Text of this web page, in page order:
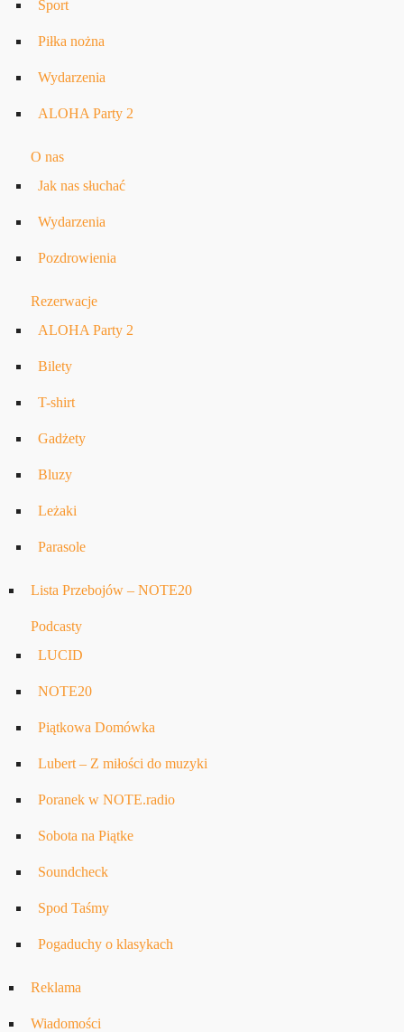
Sport
Piłka nożna
Wydarzenia
ALOHA Party 2
O nas
Jak nas słuchać
Wydarzenia
Pozdrowienia
Rezerwacje
ALOHA Party 2
Bilety
T-shirt
Gadżety
Bluzy
Leżaki
Parasole
Lista Przebojów – NOTE20
Podcasty
LUCID
NOTE20
Piątkowa Domówka
Lubert – Z miłości do muzyki
Poranek w NOTE.radio
Sobota na Piątke
Soundcheck
Spod Taśmy
Pogaduchy o klasykach
Reklama
Wiadomości